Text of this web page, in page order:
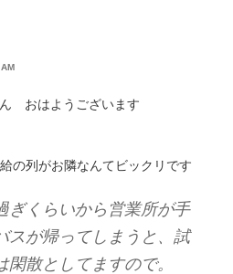
おはようございます
の列がお隣なんてビックリです
ぎくらいから営業所が手
スが帰ってしまうと、試
閑散としてますので。